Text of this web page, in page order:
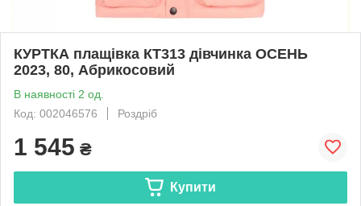
КУРТКА плащівка КТ313 дівчинка ОСЕНЬ
2023, 80, Абрикосовий
В наявності 2 од.
Код: 002046576
Роздріб
1 545 ₴
Купити